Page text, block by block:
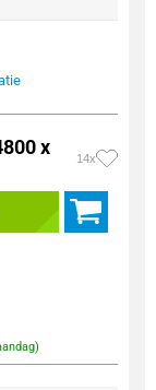
x
14x